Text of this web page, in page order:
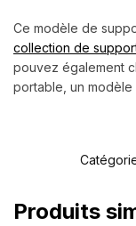
Ce modèle de
collection de
pouvez également
portable, un
Produits